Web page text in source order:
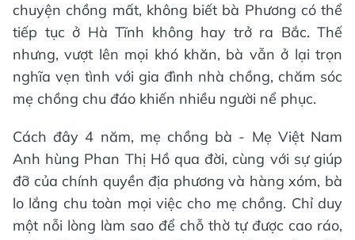
chuyện chồng mất, không biết bà Phương có thể
tiếp tục ở Hà Tĩnh không hay trở ra Bắc. Thế
nhưng, vượt lên mọi khó khăn, bà vẫn ở lại trọn
nghĩa vẹn tình với gia đình nhà chồng, chăm sóc
mẹ chồng chu đáo khiến nhiều người nể phục.
Cách đây 4 năm, mẹ chồng bà - Mẹ Việt Nam
Anh hùng Phan Thị Hồ qua đời, cùng với sự giúp
đỡ của chính quyền địa phương và hàng xóm, bà
lo lắng chu toàn mọi việc cho mẹ chồng. Chỉ duy
một nỗi lòng làm sao để chỗ thờ tự được cao ráo,